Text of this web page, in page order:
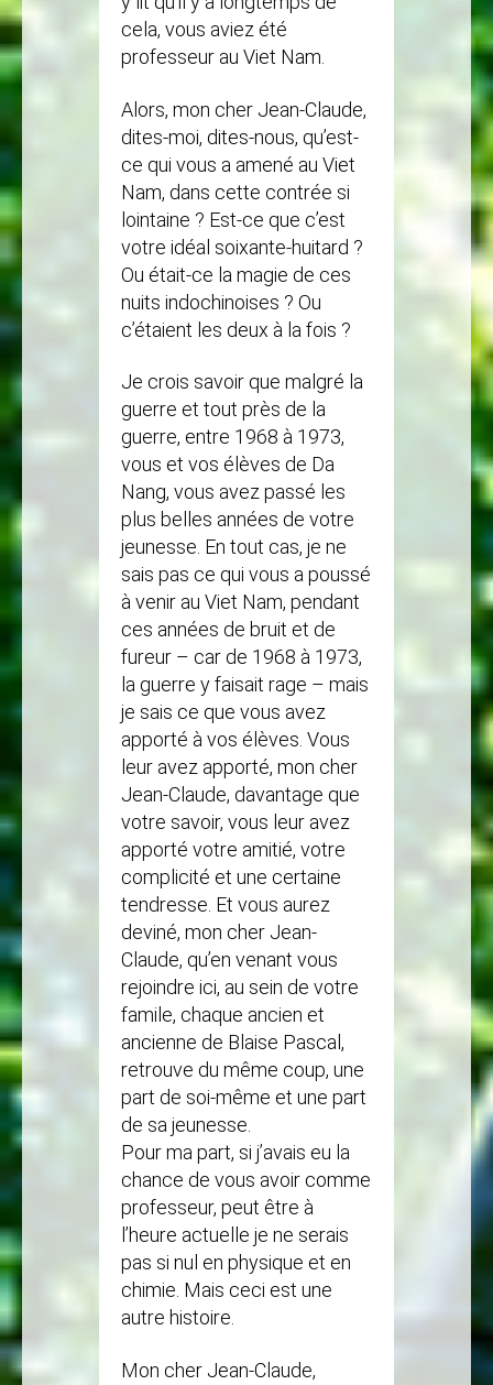
cela, vous aviez été
professeur au Viet Nam.
Alors, mon cher Jean-Claude,
dites-moi, dites-nous, qu’est-
ce qui vous a amené au Viet
Nam, dans cette contrée si
lointaine ? Est-ce que c’est
votre idéal soixante-huitard ?
Ou était-ce la magie de ces
nuits indochinoises ? Ou
c’étaient les deux à la fois ?
Je crois savoir que malgré la
guerre et tout près de la
guerre, entre 1968 à 1973,
vous et vos élèves de Da
Nang, vous avez passé les
plus belles années de votre
jeunesse. En tout cas, je ne
sais pas ce qui vous a poussé
à venir au Viet Nam, pendant
ces années de bruit et de
fureur – car de 1968 à 1973,
la guerre y faisait rage – mais
je sais ce que vous avez
apporté à vos élèves. Vous
leur avez apporté, mon cher
Jean-Claude, davantage que
votre savoir, vous leur avez
apporté votre amitié, votre
complicité et une certaine
tendresse. Et vous aurez
deviné, mon cher Jean-
Claude, qu’en venant vous
rejoindre ici, au sein de votre
famile, chaque ancien et
ancienne de Blaise Pascal,
retrouve du même coup, une
part de soi-même et une part
de sa jeunesse.
Pour ma part, si j’avais eu la
chance de vous avoir comme
professeur, peut être à
l’heure actuelle je ne serais
pas si nul en physique et en
chimie. Mais ceci est une
autre histoire.
Mon cher Jean-Claude,